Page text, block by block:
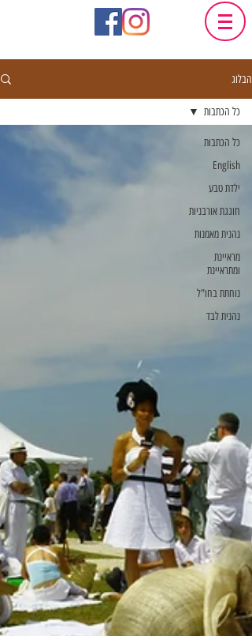
הבלוג
כל הכתבות
English
ילדת טבע
חוגגת אורבניות
נהנית מאמנות
מראיינת
ומתראיינת
נוחתת בחו"ל
נהנית לבד
כל הכתבות